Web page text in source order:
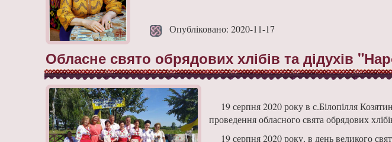
Опубліковано: 2020-11-17
Обласне свято обрядових хлібів та дідухів
19 серпня 2020 року в с.Білопілля
проведення обласного свята обрядових
19 серпня 2020 року, в день великого